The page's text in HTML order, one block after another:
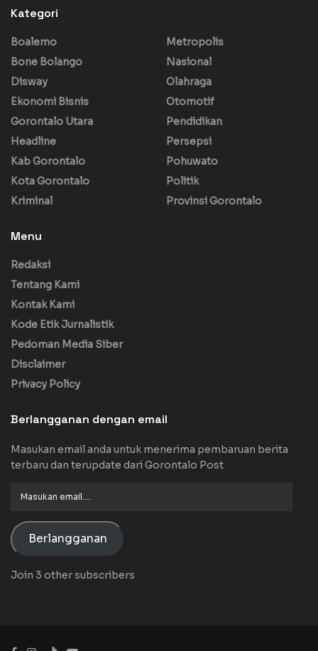
Kategori
Boalemo
Bone Bolango
Disway
Ekonomi Bisnis
Gorontalo Utara
Headline
Kab Gorontalo
Kota Gorontalo
Kriminal
Metropolis
Nasional
Olahraga
Otomotif
Pendidikan
Persepsi
Pohuwato
Politik
Provinsi Gorontalo
Menu
Redaksi
Tentang Kami
Kontak Kami
Kode Etik Jurnalistik
Pedoman Media Siber
Disclaimer
Privacy Policy
Berlangganan dengan email
Masukan email anda untuk menerima pembaruan berita
terbaru dan terupdate dari Gorontalo Post
Berlangganan
Join 3 other subscribers